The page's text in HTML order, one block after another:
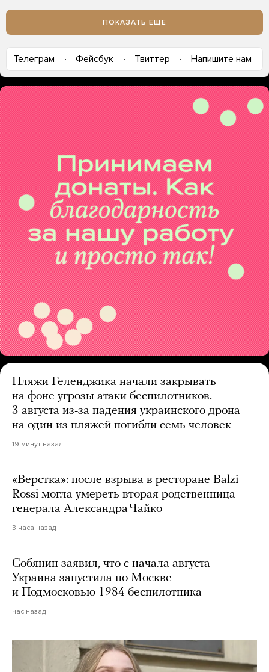
ПОКАЗАТЬ ЕЩЕ
Телеграм Фейсбук Твиттер Напишите нам
Пляжи Геленджика начали закрывать
на фоне угрозы атаки беспилотников.
3 августа из-за падения украинского дрона
на один из пляжей погибли семь человек
19 минут назад
«Верстка»: после взрыва в ресторане Balzi
Rossi могла умереть вторая родственница
генерала Александра Чайко
3 часа назад
Собянин заявил, что с начала августа
Украина запустила по Москве
и Подмосковью 1984 беспилотника
час назад